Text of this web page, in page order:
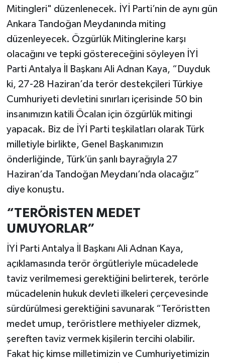
Mitingleri" düzenlenecek. İYİ Parti’nin de aynı gün
Ankara Tandoğan Meydanında miting
düzenleyecek. Özgürlük Mitinglerine karşı
olacağını ve tepki göstereceğini söyleyen İYİ
Parti Antalya İl Başkanı Ali Adnan Kaya, “Duyduk
ki, 27-28 Haziran’da terör destekçileri Türkiye
Cumhuriyeti devletini sınırları içerisinde 50 bin
insanımızın katili Öcalan için özgürlük mitingi
yapacak. Biz de İYİ Parti teşkilatları olarak Türk
milletiyle birlikte, Genel Başkanımızın
önderliğinde, Türk’ün şanlı bayrağıyla 27
Haziran’da Tandoğan Meydanı’nda olacağız”
diye konuştu.
“TERÖRİSTEN MEDET
UMUYORLAR”
İYİ Parti Antalya İl Başkanı Ali Adnan Kaya,
açıklamasında terör örgütleriyle mücadelede
taviz verilmemesi gerektiğini belirterek, terörle
mücadelenin hukuk devleti ilkeleri çerçevesinde
sürdürülmesi gerektiğini savunarak “Teröristten
medet umup, teröristlere methiyeler dizmek,
şereften taviz vermek kişilerin tercihi olabilir.
Fakat hiç kimse milletimizin ve Cumhuriyetimizin